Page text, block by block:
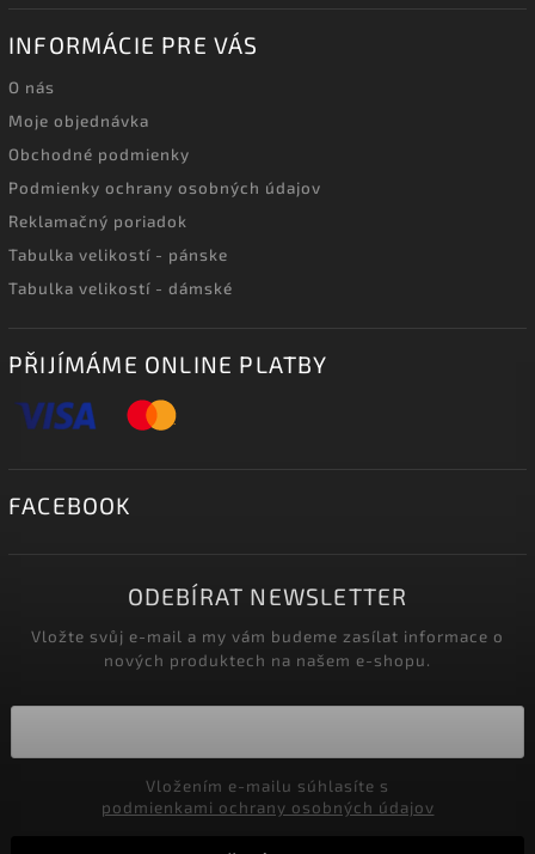
INFORMÁCIE PRE VÁS
O nás
Moje objednávka
Obchodné podmienky
Podmienky ochrany osobných údajov
Reklamačný poriadok
Tabulka velikostí - pánske
Tabulka velikostí - dámské
PŘIJÍMÁME ONLINE PLATBY
FACEBOOK
ODEBÍRAT NEWSLETTER
Vložte svůj e-mail a my vám budeme zasílat informace o
nových produktech na našem e-shopu.
podmienkami ochrany osobných údajov